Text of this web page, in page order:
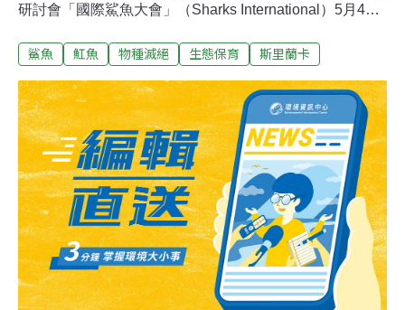
研討會「國際鯊魚大會」（Sharks International）5月4～
研究人員與保育人士參與。從全球鯊魚貿易、魟魚生存危
了哪些最新研究成果。鯊魚肉貿易成焦點科學家首次發表
了關於鯊魚與魟魚肉貿易的最新研究，這也是捕撈壓力居
高不下的主因。過去外界多把焦點放在魚翅貿易——以單
位重量而言，這是鯊魚最有價值的部位——鯊魚與魟魚肉
貿易長期受到忽視。根據2021年世界自然基金會
（WWF）的報告，肉品的價值其實更高，2012年至2019
年間，全球鯊魚以及魟魚肉貿易總額高達26億美元，遠高
於魚翅的15億美元。由於現行貿易體系允許貨物僅需標示
鯊魚或魟魚，貿易數據很難精確掌握。此外研究人員指出
鯊魚 魟魚 物種滅絕 生態保育 斯里蘭卡